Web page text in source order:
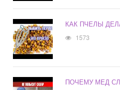
КАК ПЧЕЛЫ
1573
ПОЧЕМУ МЕД